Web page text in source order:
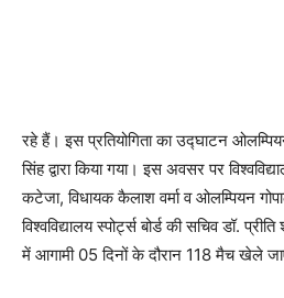
रहे हैं। इस प्रतियोगिता का उद्घाटन
सिंह द्वारा किया गया। इस अवसर पर
कटेजा, विधायक कैलाश वर्मा व ओलम्पियन
विश्वविद्यालय स्पोर्ट्स बोर्ड की सचिव डॉ.
में आगामी 05 दिनों के दौरान 118 मैच खेले